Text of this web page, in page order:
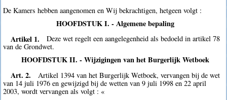
De Kamers hebben aangenomen en Wij bekrachtigen, hetgeen volgt :
HOOFDSTUK I. - Algemene bepaling
Artikel 1.
Deze wet regelt een aangelegenheid als bedoeld in artikel 78
van de Grondwet.
HOOFDSTUK II. - Wijzigingen van het Burgerlijk Wetboek
Art. 2.
Artikel 1394 van het Burgerlijk Wetboek, vervangen bij de wet
van 14 juli 1976 en gewijzigd bij de wetten van 9 juli 1998 en 22 april
2003, wordt vervangen als volgt : «